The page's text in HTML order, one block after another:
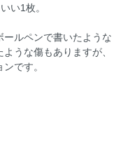
い1枚。
ルペンで書いたような
うな傷もありますが、
です。